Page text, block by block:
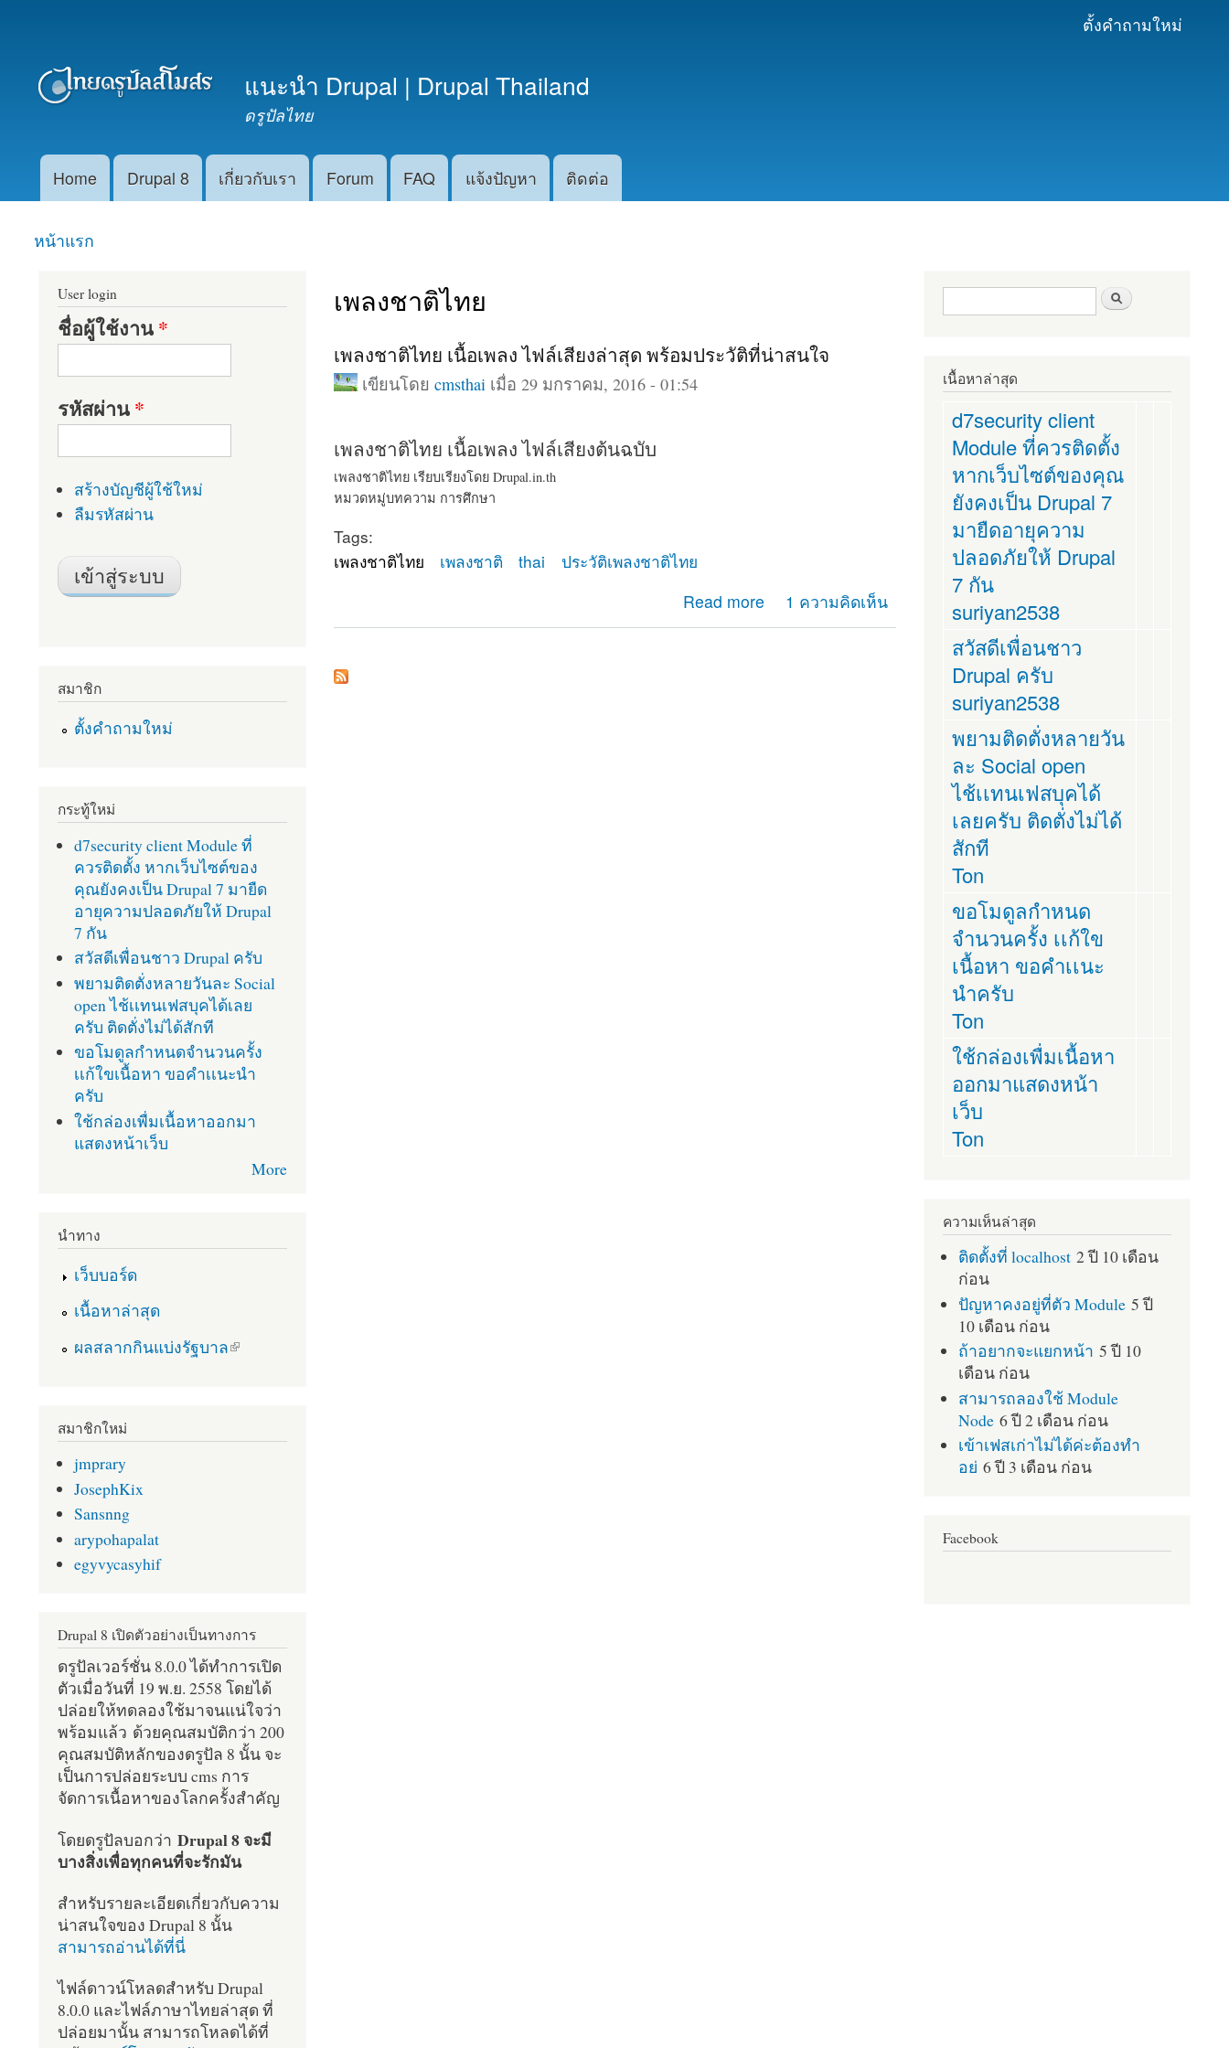
หลัก
ตั้งคำถามใหม่
แนะนำ Drupal | Drupal Thailand
ดรูปัลไทย
Main menu
Home Drupal 8 เกี่ยวกับเรา Forum FAQ แจ้งปัญหา ติดต่อ
คุณอยู่ที่นี่
หน้าแรก
เพลงชาติไทย
เพลงชาติไทย เนื้อเพลง ไฟล์เสียงล่าสุด พร้อมประวัติที่น่าสนใจ
เขียนโดยcmsthai เมื่อ 29 มกราคม, 2016 - 01:54
เพลงชาติไทย เนื้อเพลง ไฟล์เสียงต้นฉบับ
เพลงชาติไทยเรียบเรียงโดย Drupal.in.th
หมวดหมู่บทความ การศึกษา
Tags:
เพลงชาติไทย
เพลงชาติ thai
ประวัติเพลงชาติไทย
Read more
about เพลงชาติไทย เนื้อเพลง ไฟล์เสียงล่าสุด พร้อมประวัติที่น่าสนใจ1 ความคิดเห็น
User login
ชื่อผู้ใช้งาน*
รหัสผ่าน*
สร้างบัญชีผู้ใช้ใหม่
ลืมรหัสผ่าน
สมาชิก
ตั้งคำถามใหม่
กระทู้ใหม่
d7security client Module ที่
ควรติดตั้ง หากเว็บไซต์ของ
คุณยังคงเป็น Drupal 7 มายืด
อายุความปลอดภัยให้ Drupal
7 กัน
สวัสดีเพื่อนชาว Drupal ครับ
พยามติดตั่งหลายวันละ Social
open ไช้เเทนเฟสบุคได้เลย
ครับ ติดตั่งไม่ได้สักที
ขอโมดูลกำหนดจำนวนครั้ง
เเก้ใขเนื้อหา ขอคำเเนะนำ
ครับ
ใช้กล่องเพื่มเนื้อหาออกมา
แสดงหน้าเว็บ
More
นำทาง
เว็บบอร์ด
เนื้อหาล่าสุด
ผลสลากกินแบ่งรัฐบาล
(link is external)
สมาชิกใหม่
jmprary
JosephKix
Sansnng
arypohapalat
egyvycasyhif
Drupal 8 เปิดตัวอย่างเป็นทางการ
ดรูปัลเวอร์ชั่น 8.0.0 ได้ทำการเปิด
ตัวเมื่อวันที่ 19 พ.ย. 2558 โดยได้
ปล่อยให้ทดลองใช้มาจนแน่ใจว่า
พร้อมแล้ว ด้วยคุณสมบัติกว่า 200
คุณสมบัติหลักของดรูปัล 8 นั้น จะ
เป็นการปล่อยระบบ cms การ
จัดการเนื้อหาของโลกครั้งสำคัญ
โดยดรูปัลบอกว่า Drupal 8 จะมี
บางสิ่งเพื่อทุกคนที่จะรักมัน
สำหรับรายละเอียดเกี่ยวกับความ
น่าสนใจของ Drupal 8 นั้น
สามารถอ่านได้ที่นี่
ไฟล์ดาวน์โหลดสำหรับ Drupal
8.0.0 และไฟล์ภาษาไทยล่าสุด ที่
ปล่อยมานั้น สามารถโหลดได้ที่
ฟอร์มค้นหา
เนื้อหาล่าสุด
d7security client
Module ที่ควรติดตั้ง
หากเว็บไซต์ของคุณ
ยังคงเป็น Drupal 7
มายืดอายุความ
ปลอดภัยให้ Drupal
7 กัน
suriyan2538
สวัสดีเพื่อนชาว
Drupal ครับ
suriyan2538
พยามติดตั่งหลายวัน
ละ Social open
ไช้เเทนเฟสบุคได้
เลยครับ ติดตั่งไม่ได้
สักที
Ton
ขอโมดูลกำหนด
จำนวนครั้ง เเก้ใข
เนื้อหา ขอคำเเนะ
นำครับ
Ton
ใช้กล่องเพื่มเนื้อหา
ออกมาแสดงหน้า
เว็บ
Ton
ความเห็นล่าสุด
ติดตั้งที่ localhost 2 ปี 10 เดือน
ก่อน
ปัญหาคงอยู่ที่ตัว Module 5 ปี
10 เดือน ก่อน
ถ้าอยากจะแยกหน้า 5 ปี 10
เดือน ก่อน
สามารถลองใช้ Module
Node 6 ปี 2 เดือน ก่อน
เข้าเฟสเก่าไม่ได้ค่ะต้องทำ
อย่ 6 ปี 3 เดือน ก่อน
Facebook